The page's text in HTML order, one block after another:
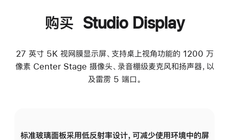
购买 Studio Display
27 英寸 5K 视网膜显示屏、支持桌上视角功能的 1200 万
像素 Center Stage 摄像头、录音棚级麦克风和扬声器，以
及雷雳 5 端口。
标准玻璃面板采用低反射率设计，可减少使用环境中的屏